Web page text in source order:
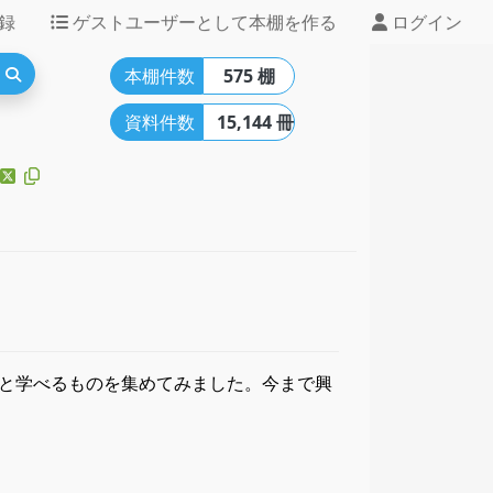
ゲストユーザーとして本棚を作る ログイン
本棚件数
575 棚
資料件数
15,144 冊
べるものを集めてみました。今まで興